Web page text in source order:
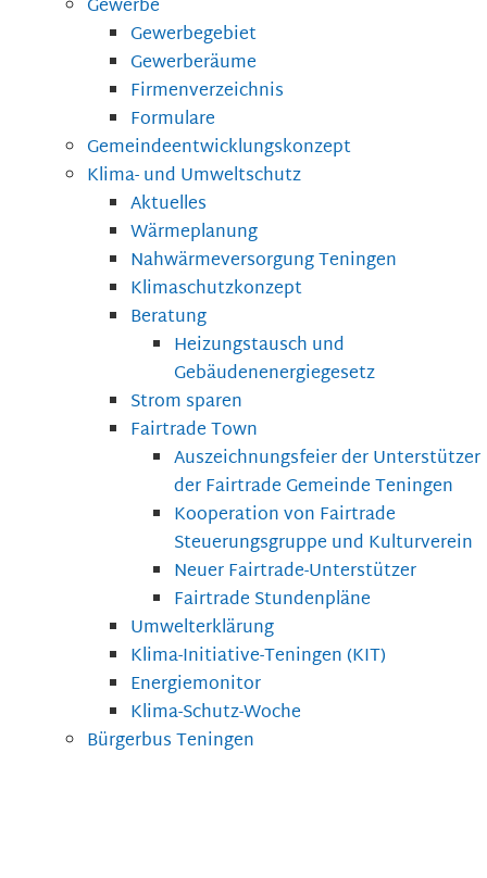
Gewerbe
Gewerbegebiet
Gewerberäume
Firmenverzeichnis
Formulare
Gemeindeentwicklungskonzept
Klima- und Umweltschutz
Aktuelles
Wärmeplanung
Nahwärmeversorgung Teningen
Klimaschutzkonzept
Beratung
Heizungstausch und
Gebäudenenergiegesetz
Strom sparen
Fairtrade Town
Auszeichnungsfeier der Unterstützer
der Fairtrade Gemeinde Teningen
Kooperation von Fairtrade
Steuerungsgruppe und Kulturverein
Neuer Fairtrade-Unterstützer
Fairtrade Stundenpläne
Umwelterklärung
Klima-Initiative-Teningen (KIT)
Energiemonitor
Klima-Schutz-Woche
Bürgerbus Teningen